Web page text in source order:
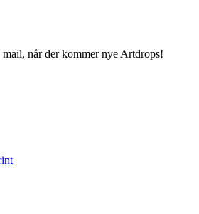
når der kommer nye Artdrops!